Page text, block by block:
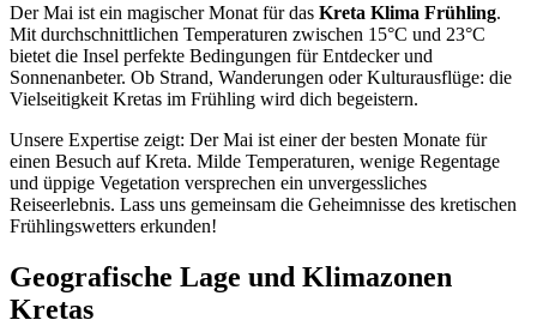
Der Mai ist ein magischer Monat für das Kreta Klima Frühling.
Mit durchschnittlichen Temperaturen zwischen 15°C und 23°C
bietet die Insel perfekte Bedingungen für Entdecker und
Sonnenanbeter. Ob Strand, Wanderungen oder Kulturausflüge: die
Vielseitigkeit Kretas im Frühling wird dich begeistern.
Unsere Expertise zeigt: Der Mai ist einer der besten Monate für
einen Besuch auf Kreta. Milde Temperaturen, wenige Regentage
und üppige Vegetation versprechen ein unvergessliches
Reiseerlebnis. Lass uns gemeinsam die Geheimnisse des kretischen
Frühlingswetters erkunden!
Geografische Lage und Klimazonen
Kretas